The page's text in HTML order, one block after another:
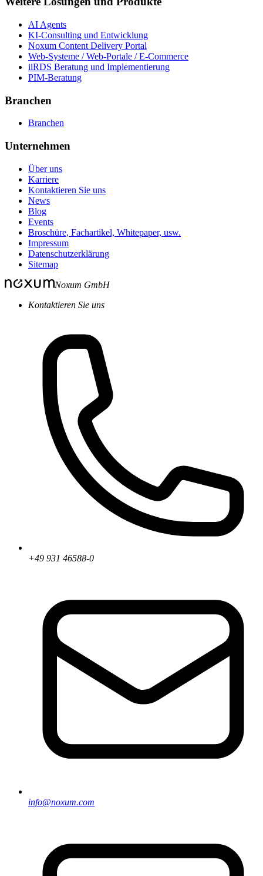
AI Agents
KI-Consulting und Entwicklung
Noxum Content Delivery Portal
Web-Systeme / Web-Portale / E-Commerce
iiRDS Beratung und Implementierung
PIM-Beratung
Branchen
Branchen
Unternehmen
Über uns
Karriere
Kontaktieren Sie uns
News
Blog
Events
Broschüre, Fachartikel, Whitepaper, usw.
Impressum
Datenschutzerklärung
Sitemap
Noxum GmbH
Kontaktieren Sie uns
+49 931 46588-0
info@noxum.com